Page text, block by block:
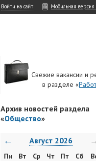
Войти на сайт Мобильная версия
Свежие вакансии и
в разделе «
Архив новостей раздела
«Общество»
← Август 2026
Пн Вт Ср Чт Пт Сб